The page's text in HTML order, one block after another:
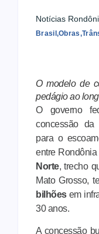
Notícias
Brasil,Obras,
O modelo de
pedágio ao
O governo
concessão da
para o
entre Rondônia
Norte, trecho
Mato Grosso,
bilhõesem
30 anos.
A concessão